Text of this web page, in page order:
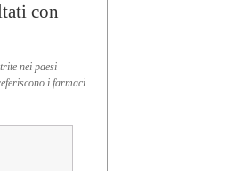
con
nei paesi
i farmaci